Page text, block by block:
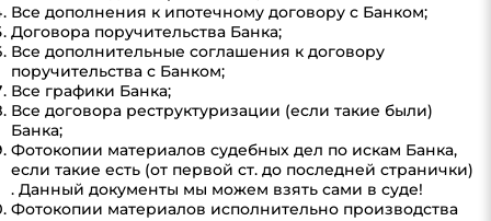
Все дополнения к ипотечному договору с Банком;
Договора поручительства Банка;
Все дополнительные соглашения к договору
поручительства с Банком;
Все графики Банка;
Все договора реструктуризации (если такие были)
Банка;
Фотокопии материалов судебных дел по искам Банка,
если такие есть (от первой ст. до последней странички)
. Данный документы мы можем взять сами в суде!
Фотокопии материалов исполнительно производства